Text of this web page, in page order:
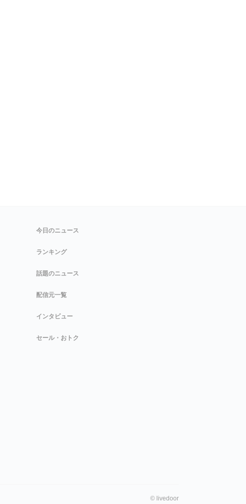
今日のニュース
ランキング
話題のニュース
配信元一覧
インタビュー
セール・おトク
© livedoor